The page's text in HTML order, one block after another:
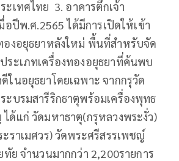
เทศไทย 3. อาคารตึกเจ้า
อปีพ.ศ.2565 ได้มีการเปิดให้เข้า
องอยุธยาหลังใหม่ พื้นที่สำหรับจัด
ระเภทเครื่องทองอยุธยาที่ค้นพบ
ในอยุธยาโดยเฉพาะ จากกรุวัด
บรมสารีริกธาตุพร้อมเครื่องพุทธ
ด้แก่ วัดมหาธาตุ(กรุหลวงพระงั่ว)
ราเมศวร) วัดพระศรีสรรเพชญ์
ทัย จำนวนมากกว่า 2,200รายการ